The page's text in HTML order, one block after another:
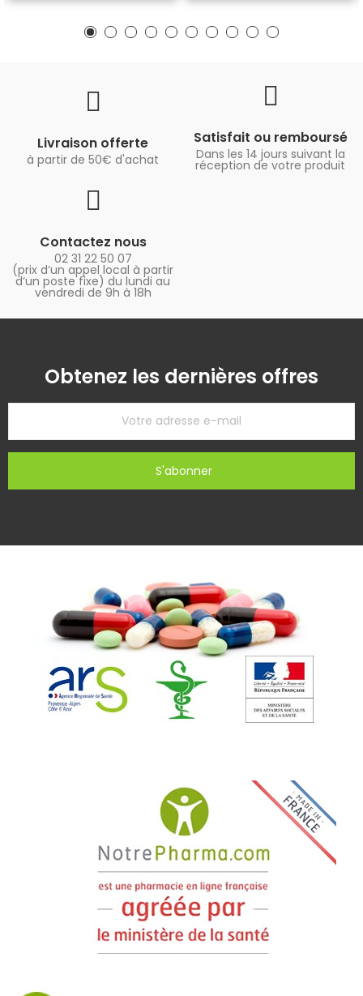
Livraison offerte
à partir de 50€ d'achat
Satisfait ou remboursé
Dans les 14 jours suivant la
réception de votre produit
Contactez nous
02 31 22 50 07
(prix d’un appel local à partir
d’un poste fixe) du lundi au
vendredi de 9h à 18h
Obtenez les dernières offres
S'abonner